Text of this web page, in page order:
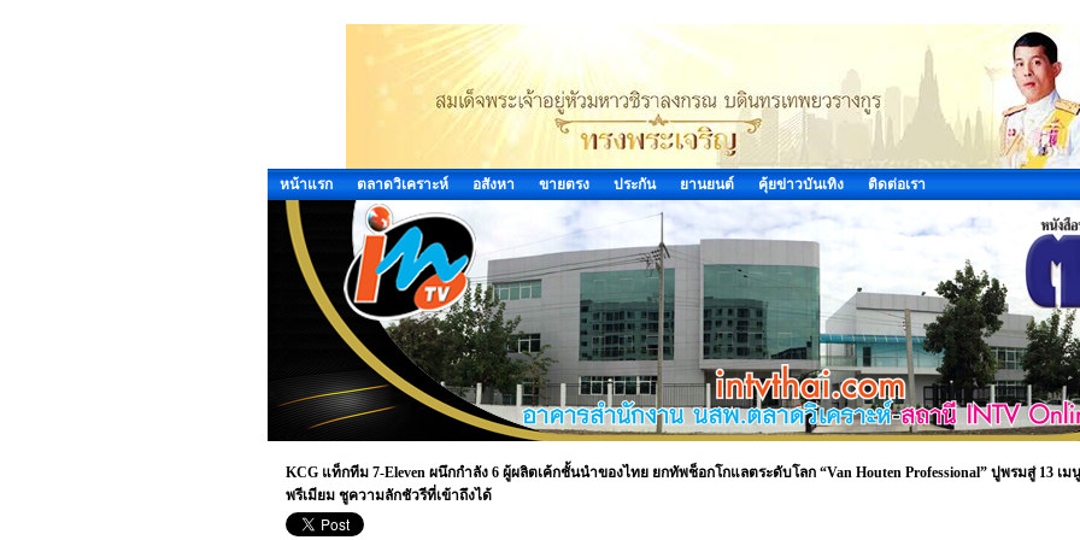
หน้าแรก ตลาดวิเคราะห์ อสังหา ขายตรง ประกัน ยานยนต์ คุ้ยข่าวบันเทิง ติดต่อเรา
KCG แท็กทีม 7-Eleven ผนึกกำลัง 6 ผู้ผลิตเค้กชั้นนำของไทย ยกทัพช็อกโกแลตระดับโลก “Van Houten Professional” ปูพรมสู่ 13 เมนู
พรีเมียม ชูความลักชัวรีที่เข้าถึงได้